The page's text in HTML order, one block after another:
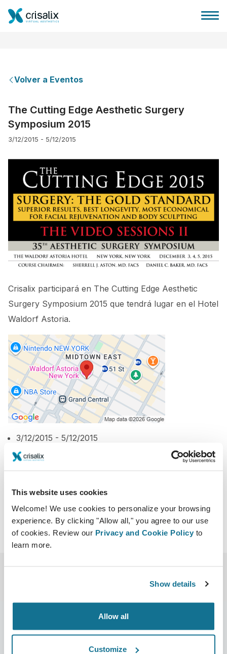
This website uses cookies
Welcome! We use cookies to personalize your browsing
experience. By clicking "Allow all," you agree to our use
of cookies. Review our Privacy and Cookie Policy to
learn more.
Show details
Allow all
Customize
Plataforma 3D de negocio
Planes y Precios
Reseñas de pacientes
Volver a Eventos
The Cutting Edge Aesthetic Surgery
Symposium 2015
3/12/2015 - 5/12/2015
Crisalix participará en The Cutting Edge Aesthetic
Surgery Symposium 2015 que tendrá lugar en el Hotel
Waldorf Astoria.
3/12/2015 - 5/12/2015
New York
Cirujanos